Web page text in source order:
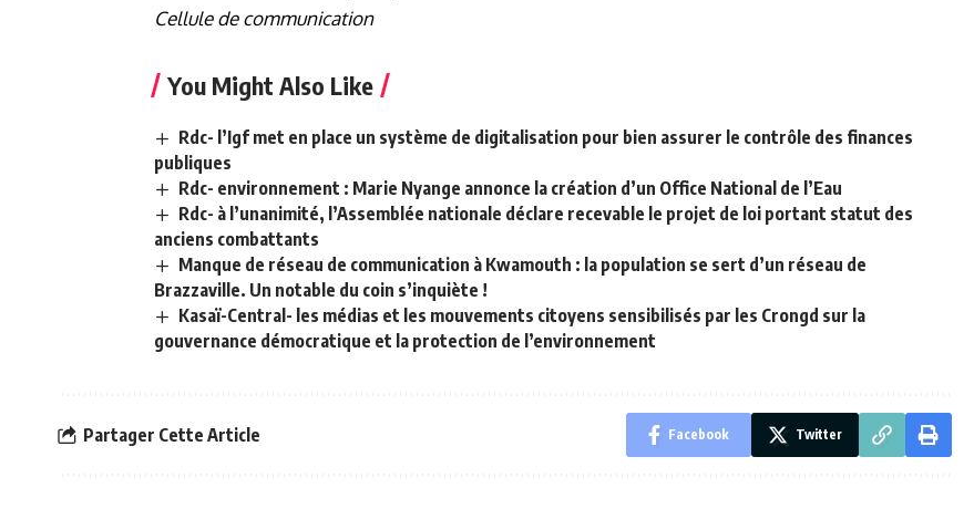
Cellule de communication
You Might Also Like
Rdc- l’Igf met en place un système de digitalisation pour bien assurer le contrôle des finances
publiques
Rdc- environnement : Marie Nyange annonce la création d’un Office National de l’Eau
Rdc- à l’unanimité, l’Assemblée nationale déclare recevable le projet de loi portant statut des
anciens combattants
Manque de réseau de communication à Kwamouth : la population se sert d’un réseau de
Brazzaville. Un notable du coin s’inquiète !
Kasaï-Central- les médias et les mouvements citoyens sensibilisés par les Crongd sur la
gouvernance démocratique et la protection de l’environnement
Partager Cette Article Facebook Twitter